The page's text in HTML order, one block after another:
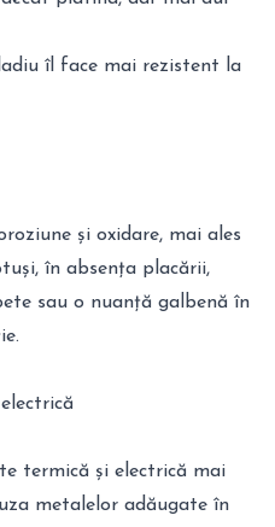
îl face mai rezistent la
și oxidare, mai ales
în absența placării,
sau o nuanță galbenă în
termică și electrică mai
metalelor adăugate în